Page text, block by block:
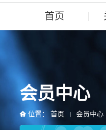
首页
会员中心
位置： 首页 会员中心